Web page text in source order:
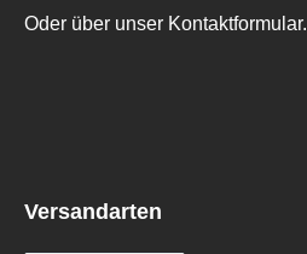
Oder über unser Kontaktformular.
Versandarten